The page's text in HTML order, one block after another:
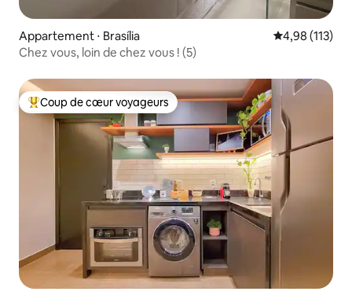
Appartement ⋅ Brasília Évaluation
4,98 (113)
Chez vous, loin de chez vous ! (5)
Coups de cœur voyageurs les plus appréciés
Coup de cœur voyageurs